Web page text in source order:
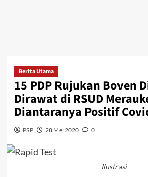
Berita Utama
15 PDP Rujukan Boven
Dirawat di RSUD
Diantaranya Positif
PSP 28 Mei 2020 0
Ilustrasi